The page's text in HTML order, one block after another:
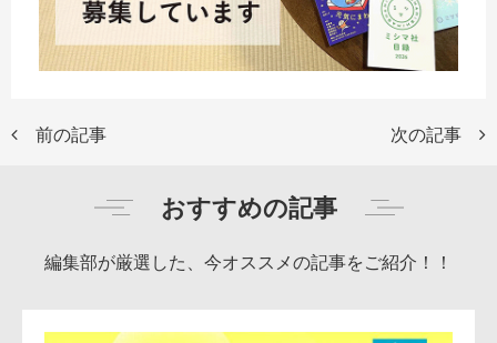
前の記事 次の記事
おすすめの記事
編集部が厳選した、今オススメの記事をご紹介！！